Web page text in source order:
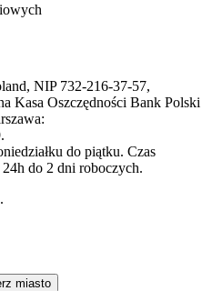
NIP 732-216-37-57,
Kasa Oszczędności Bank Polski
do piątku. Czas
do 2 dni roboczych.